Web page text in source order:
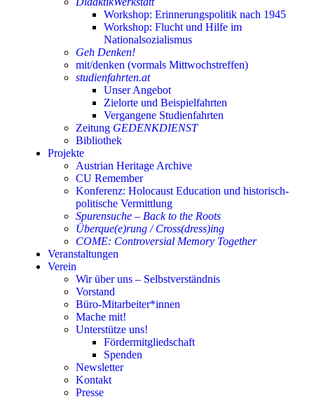
Workshop: Erinnerungspolitik nach 1945
Workshop: Flucht und Hilfe im
Nationalsozialismus
Geh Denken!
mit/denken (vormals Mittwochstreffen)
studienfahrten.at
Unser Angebot
Zielorte und Beispielfahrten
Vergangene Studienfahrten
Zeitung GEDENKDIENST
Bibliothek
Projekte
Austrian Heritage Archive
CU Remember
Konferenz: Holocaust Education und historisch-
politische Vermittlung
Spurensuche – Back to the Roots
Überque(e)rung / Cross(dress)ing
COME: Controversial Memory Together
Veranstaltungen
Verein
Wir über uns – Selbstverständnis
Vorstand
Büro-Mitarbeiter*innen
Mache mit!
Unterstütze uns!
Fördermitgliedschaft
Spenden
Newsletter
Kontakt
Presse